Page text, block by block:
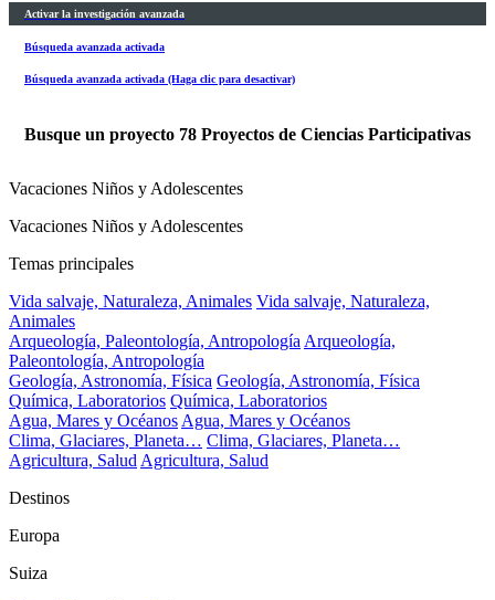
Activar la investigación avanzada
Búsqueda avanzada activada
Búsqueda avanzada activada (Haga clic para desactivar)
Busque un proyecto 78 Proyectos de Ciencias Participativas
Vacaciones Niños y Adolescentes
Vacaciones Niños y Adolescentes
Temas principales
Vida salvaje, Naturaleza, Animales Vida salvaje, Naturaleza,
Animales
Arqueología, Paleontología, AntropologíaArqueología,
Paleontología, Antropología
Geología, Astronomía, Física Geología, Astronomía, Física
Química, Laboratorios Química, Laboratorios
Agua, Mares y OcéanosAgua, Mares y Océanos
Clima, Glaciares, Planeta… Clima, Glaciares, Planeta…
Agricultura, SaludAgricultura, Salud
Destinos
Europa
Suiza